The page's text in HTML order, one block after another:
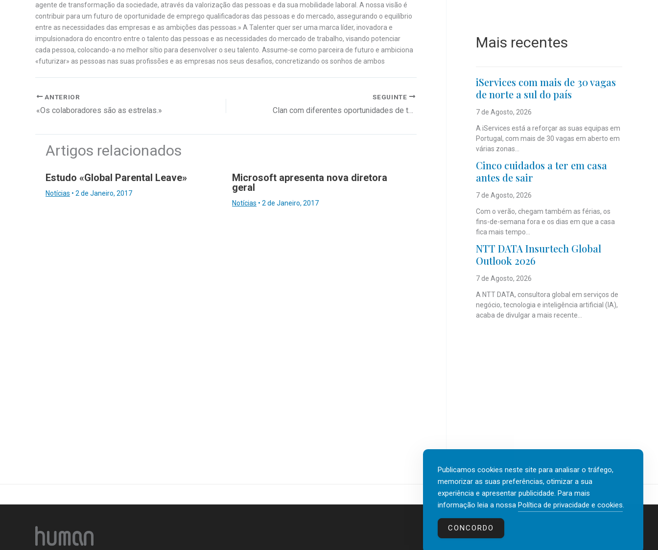
agente de transformação da sociedade, através da valorização das pessoas e da sua mobilidade laboral. A nossa visão é
contribuir para um futuro de oportunidade de emprego qualificadoras das pessoas e do mercado, assegurando o equilíbrio
entre as necessidades das empresas e as ambições das pessoas.» A Talenter quer ser uma marca líder, inovadora e
impulsionadora do encontro entre o talento das pessoas e as necessidades do mercado de trabalho, visando potenciar
cada pessoa, colocando-a no melhor sítio para desenvolver o seu talento. Assume-se como parceira de futuro e ambiciona
«futurizar» as pessoas nas suas profissões e as empresas nos seus desafios, concretizando os sonhos de ambos
ANTERIOR
«Os colaboradores são as estrelas.»
SEGUINTE
Clan com diferentes oportunidades de trabalho em Santarém
Artigos relacionados
Estudo «Global Parental Leave»
Notícias • 2 de Janeiro, 2017
Microsoft apresenta nova diretora
geral
Notícias • 2 de Janeiro, 2017
Mais recentes
iServices com mais de 30 vagas
de norte a sul do país
7 de Agosto, 2026
A iServices está a reforçar as suas equipas em
Portugal, com mais de 30 vagas em aberto em
várias zonas...
Cinco cuidados a ter em casa
antes de sair
7 de Agosto, 2026
Com o verão, chegam também as férias, os
fins-de-semana fora e os dias em que a casa
fica mais tempo...
NTT DATA Insurtech Global
Outlook 2026
7 de Agosto, 2026
A NTT DATA, consultora global em serviços de
negócio, tecnologia e inteligência artificial (IA),
acaba de divulgar a mais recente...
Contactos
Publicamos cookies neste site para analisar o tráfego,
memorizar as suas preferências, otimizar a sua
experiência e apresentar publicidade. Para mais
informação leia a nossa Política de privacidade e cookies.
CONCORDO